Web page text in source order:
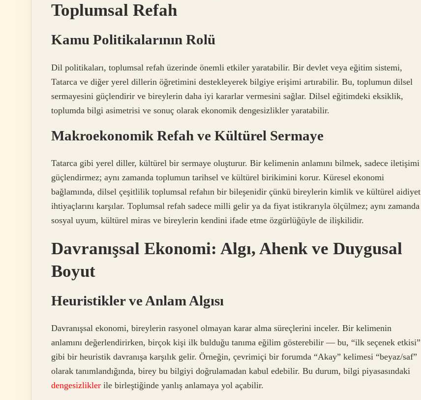
Toplumsal Refah
Kamu Politikalarının Rolü
Dil politikaları, toplumsal refah üzerinde önemli etkiler yaratabilir. Bir devlet veya eğitim sistemi,
Tatarca ve diğer yerel dillerin öğretimini destekleyerek bilgiye erişimi artırabilir. Bu, toplumun dilsel
sermayesini güçlendirir ve bireylerin daha iyi kararlar vermesini sağlar. Dilsel eğitimdeki eksiklik,
toplumda bilgi asimetrisi ve sonuç olarak ekonomik dengesizlikler yaratabilir.
Makroekonomik Refah ve Kültürel Sermaye
Tatarca gibi yerel diller, kültürel bir sermaye oluşturur. Bir kelimenin anlamını bilmek, sadece iletişimi
güçlendirmez; aynı zamanda toplumun tarihsel ve kültürel birikimini korur. Küresel ekonomi
bağlamında, dilsel çeşitlilik toplumsal refahın bir bileşenidir çünkü bireylerin kimlik ve kültürel aidiyet
ihtiyaçlarını karşılar. Toplumsal refah sadece milli gelir ya da fiyat istikrarıyla ölçülmez; aynı zamanda
sosyal uyum, kültürel miras ve bireylerin kendini ifade etme özgürlüğüyle de ilişkilidir.
Davranışsal Ekonomi: Algı, Ahenk ve Duygusal
Boyut
Heuristikler ve Anlam Algısı
Davranışsal ekonomi, bireylerin rasyonel olmayan karar alma süreçlerini inceler. Bir kelimenin
anlamını değerlendirirken, birçok kişi ilk bulduğu tanıma eğilim gösterebilir — bu, “ilk seçenek etkisi”
gibi bir heuristik davranışa karşılık gelir. Örneğin, çevrimiçi bir forumda “Akay” kelimesi “beyaz/saf”
olarak tanımlandığında, birey bu bilgiyi doğrulamadan kabul edebilir. Bu durum, bilgi piyasasındaki
dengesizlikler ile birleştiğinde yanlış anlamaya yol açabilir.